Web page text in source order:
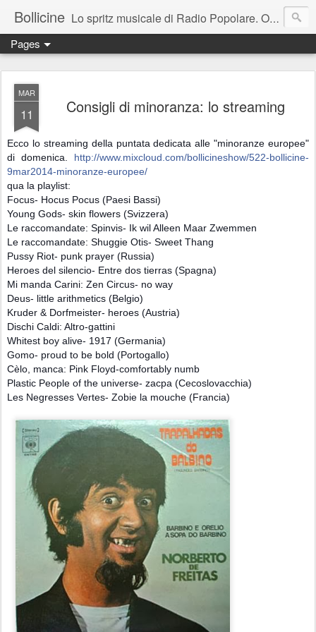
Bollicine Lo spritz musicale di Radio Popolare. Ogni domenica dalle 16.30 alle 17.30
Pages
MAR
11 Consigli di minoranza: lo streaming
Ecco lo streaming della puntata dedicata alle "minoranze europee"
di domenica. http://www.mixcloud.com/bollicineshow/522-bollicine-
9mar2014-minoranze-europee/
qua la playlist:
Focus- Hocus Pocus (Paesi Bassi)
Young Gods- skin flowers (Svizzera)
Le raccomandate: Spinvis- Ik wil Alleen Maar Zwemmen
Le raccomandate: Shuggie Otis- Sweet Thang
Pussy Riot- punk prayer (Russia)
Heroes del silencio- Entre dos tierras (Spagna)
Mi manda Carini: Zen Circus- no way
Deus- little arithmetics (Belgio)
Kruder & Dorfmeister- heroes (Austria)
Dischi Caldi: Altro-gattini
Whitest boy alive- 1917 (Germania)
Gomo- proud to be bold (Portogallo)
Cèlo, manca: Pink Floyd-comfortably numb
Plastic People of the universe- zacpa (Cecoslovacchia)
Les Negresses Vertes- Zobie la mouche (Francia)